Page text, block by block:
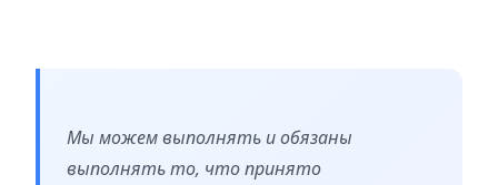
Мы можем выполнять и обязаны
выполнять то, что принято